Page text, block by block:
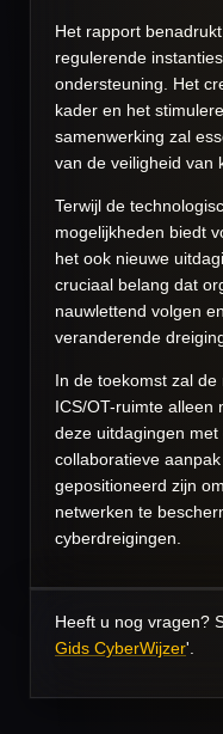
Het rapport
regulerende
ondersteuning. Het
kader en het
samenwerking zal
van de veiligheid van
Terwijl de
mogelijkheden biedt
het ook nieuwe
cruciaal belang dat
nauwlettend volgen
veranderende
In de toekomst zal
ICS/OT-ruimte alleen
deze uitdagingen
collaboratieve
gepositioneerd zijn
netwerken te
cyberdreigingen.
Heeft u nog vragen?
Gids CyberWijzer'.